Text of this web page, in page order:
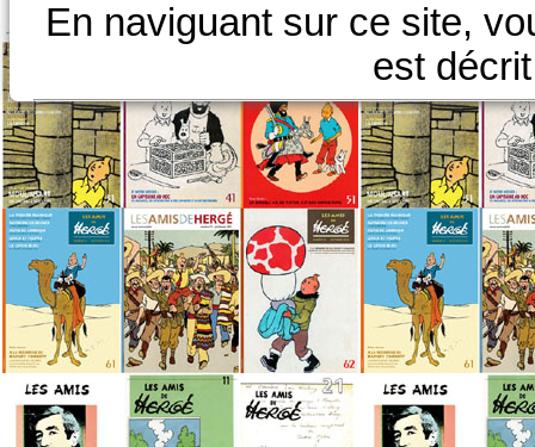
En naviguant sur ce site,
est